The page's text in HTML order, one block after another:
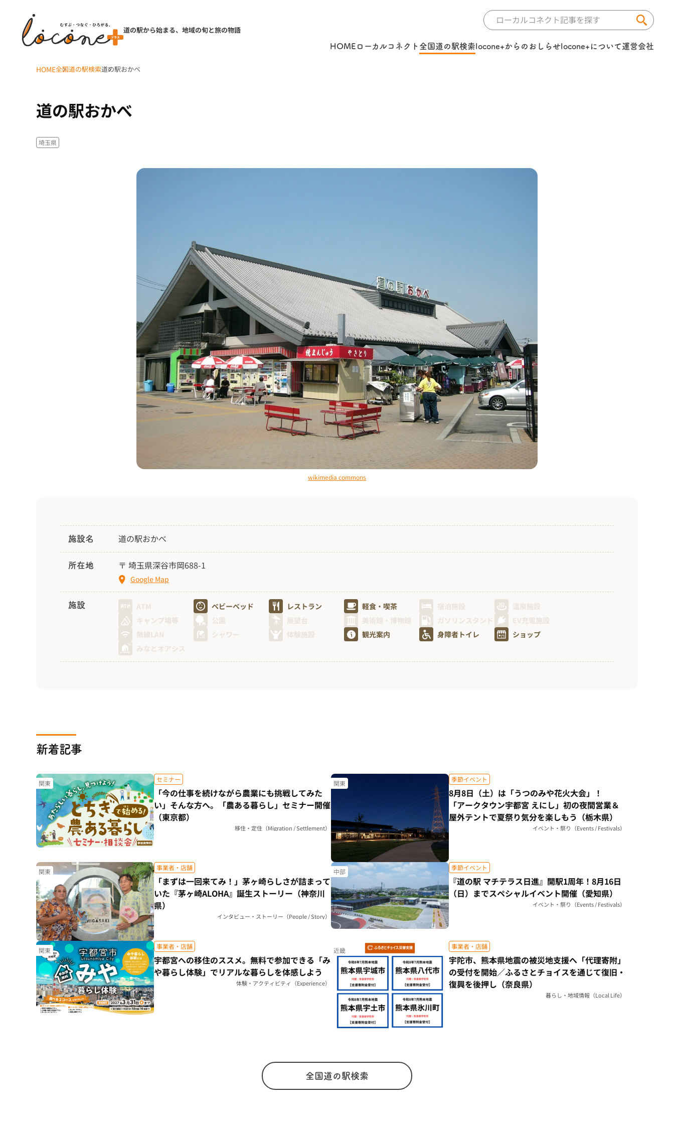
道の駅から始まる、地域の旬と旅の物語
HOME ローカルコネクト 全国道の駅検索locone+からのおしらせlocone+について運営会社
HOME全国道の駅検索道の駅おかべ
道の駅おかべ
埼玉県
wikimedia commons
施設名 道の駅おかべ
所在地 〒 埼玉県深谷市岡688-1
Google Map
施設 ATM ベビーベッド レストラン 軽食・喫茶 宿泊施設
温泉施設
キャンプ場等
公園 展望台 美術館・博物館 ガソリンスタンド
EV充電施設
無線LAN
シャワー 体験施設 観光案内 身障者トイレ
ショップ
みなとオアシス
新着記事
関東 セミナー
「今の仕事を続けながら農業にも挑戦してみた
い」そんな方へ。「農ある暮らし」セミナー開催
（東京都）
移住・定住（Migration / Settlement）
関東 季節イベント
8月8日（土）は「うつのみや花火大会」！
「アークタウン宇都宮 えにし」初の夜間営業＆
屋外テントで夏祭り気分を楽しもう（栃木県）
イベント・祭り（Events / Festivals）
関東 事業者・店舗
「まずは一回来てみ！」茅ヶ崎らしさが詰まって
いた『茅ヶ崎ALOHA』誕生ストーリー（神奈川
県）
インタビュー・ストーリー（People / Story）
中部 季節イベント
『道の駅 マチテラス日進』開駅1周年！8月16日
（日）までスペシャルイベント開催（愛知県）
イベント・祭り（Events / Festivals）
関東 事業者・店舗
宇都宮への移住のススメ。無料で参加できる「み
や暮らし体験」でリアルな暮らしを体感しよう
体験・アクティビティ（Experience）
近畿 事業者・店舗
宇陀市、熊本県地震の被災地支援へ「代理寄附」
の受付を開始／ふるさとチョイスを通じて復旧・
復興を後押し（奈良県）
暮らし・地域情報（Local Life）
全国道の駅検索